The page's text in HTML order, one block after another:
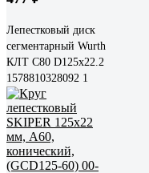
Лепестковый диск
сегментарный Wurth
КЛТ С80 D125x22.2
1578810328092 1